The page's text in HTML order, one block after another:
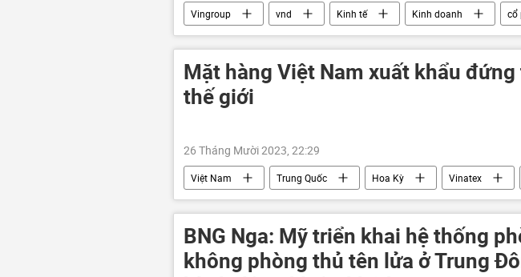
Vingroup vnd Kinh tế Kinh doanh cổ
Việt Nam
công ty doanh nghiệp
Mặt hàng Việt Nam xuất khẩu
thế giới
26 Tháng Mười 2023, 22:29
Việt Nam Trung Quốc Hoa Kỳ Vinatex
doanh nghiệp
Kinh tế Kinh doanh xuất khẩu
BNG Nga: Mỹ triển khai hệ thống
không phòng thủ tên lửa ở Trung